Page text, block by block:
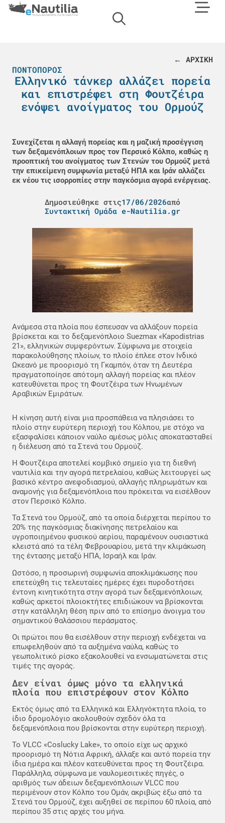
← ΑΡΧΙΚΗ
ΠΟΝΤΟΠΌΡΟΣ
Ελληνικό τάνκερ αλλάζει πορεία
και επιστρέφει στη Φουτζέιρα
ενόψει ανοίγματος του Ορμούζ
Συνεχίζεται η αλλαγή πορείας και η μαζική προσέγγιση
των δεξαμενόπλοιων προς τον Περσικό Κόλπο, καθώς η
προοπτική του ανοίγματος των Στενών του Ορμούζ μετά
την επικείμενη συμφωνία μεταξύ ΗΠΑ και Ιράν αλλάζει
εκ νέου τις ισορροπίες στην παγκόσμια αγορά ενέργειας.
Δημοσιεύθηκε στις17/06/2026από
Συντακτική Ομάδα e-Nautilia.gr
Ανάμεσα στα πλοία που έσπευσαν να αλλάξουν πορεία
βρίσκεται και το δεξαμενόπλοιο Suezmax «Kapodistrias
21», ελληνικών συμφερόντων. Σύμφωνα με στοιχεία
παρακολούθησης πλοίων, το πλοίο έπλεε στον Ινδικό
Ωκεανό με προορισμό τη Γκαμπόν, όταν τη Δευτέρα
πραγματοποίησε απότομη αλλαγή πορείας και πλέον
κατευθύνεται προς τη Φουτζέιρα των Ηνωμένων
Αραβικών Εμιράτων.
Η κίνηση αυτή είναι μια προσπάθεια να πλησιάσει το
πλοίο στην ευρύτερη περιοχή του Κόλπου, με στόχο να
εξασφαλίσει κάποιον ναύλο αμέσως μόλις αποκατασταθεί
η διέλευση από τα Στενά του Ορμούζ.
Η Φουτζέιρα αποτελεί κομβικό σημείο για τη διεθνή
ναυτιλία και την αγορά πετρελαίου, καθώς λειτουργεί ως
βασικό κέντρο ανεφοδιασμού, αλλαγής πληρωμάτων και
αναμονής για δεξαμενόπλοια που πρόκειται να εισέλθουν
στον Περσικό Κόλπο.
Τα Στενά του Ορμούζ, από τα οποία διέρχεται περίπου το
20% της παγκόσμιας διακίνησης πετρελαίου και
υγροποιημένου φυσικού αερίου, παραμένουν ουσιαστικά
κλειστά από τα τέλη Φεβρουαρίου, μετά την κλιμάκωση
της έντασης μεταξύ ΗΠΑ, Ισραήλ και Ιράν.
Ωστόσο, η προσωρινή συμφωνία αποκλιμάκωσης που
επετεύχθη τις τελευταίες ημέρες έχει πυροδοτήσει
έντονη κινητικότητα στην αγορά των δεξαμενόπλοιων,
καθώς αρκετοί πλοιοκτήτες επιδιώκουν να βρίσκονται
στην κατάλληλη θέση πριν από το επίσημο άνοιγμα του
σημαντικού θαλάσσιου περάσματος.
Οι πρώτοι που θα εισέλθουν στην περιοχή ενδέχεται να
επωφεληθούν από τα αυξημένα ναύλα, καθώς το
γεωπολιτικό ρίσκο εξακολουθεί να ενσωματώνεται στις
τιμές της αγοράς.
Δεν είναι όμως μόνο τα ελληνικά
πλοία που επιστρέφουν στον Κόλπο
Εκτός όμως από τα Ελληνικά και Ελληνόκτητα πλοία, το
ίδιο δρομολόγιο ακολουθούν σχεδόν όλα τα
δεξαμενόπλοια που βρίσκονται στην ευρύτερη περιοχή.
Το VLCC «Coslucky Lake», το οποίο είχε ως αρχικό
προορισμό τη Νότια Αφρική, άλλαξε και αυτό πορεία την
ίδια ημέρα και πλέον κατευθύνεται προς τη Φουτζέιρα.
Παράλληλα, σύμφωνα με ναυλομεσιτικές πηγές, ο
αριθμός των άδειων δεξαμενόπλοιων VLCC που
περιμένουν στον Κόλπο του Ομάν, ακριβώς έξω από τα
Στενά του Ορμούζ, έχει αυξηθεί σε περίπου 60 πλοία, από
περίπου 35 στις αρχές του μήνα.